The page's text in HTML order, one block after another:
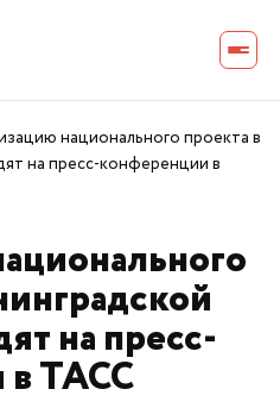
национального проекта в
на пресс-конференции в
на пресс-
в ТАСС